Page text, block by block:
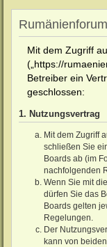
Mit dem Zugriff
(„https://
Betreiber ein
geschlossen:
1. Nutzungsvertrag
Mit dem Zugriff
schließen Sie
Boards ab (im
nachfolgenden
Wenn Sie mit
dürfen Sie das
Boards gelten
Regelungen.
Der
kann von